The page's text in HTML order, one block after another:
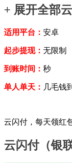
+ 展开全部
适用平台： 安卓
起步提现： 无限制
到账时间： 秒
单人单天： 几毛钱
云闪付，每天领红
云闪付（银